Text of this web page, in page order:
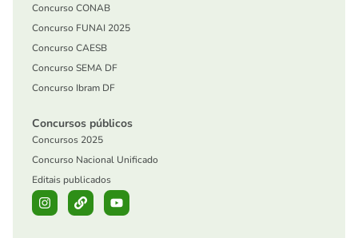
Concurso CONAB
Concurso FUNAI 2025
Concurso CAESB
Concurso SEMA DF
Concurso Ibram DF
Concursos públicos
Concursos 2025
Concurso Nacional Unificado
Editais publicados